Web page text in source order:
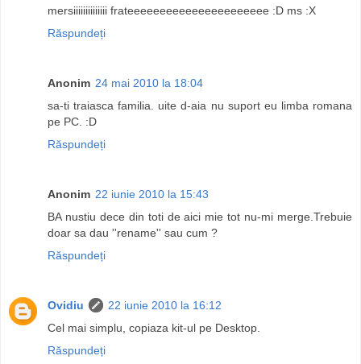
mersiiiiiiiiiiiiii frateeeeeeeeeeeeeeeeeeeeee :D ms :X
Răspundeți
Anonim 24 mai 2010 la 18:04
sa-ti traiasca familia. uite d-aia nu suport eu limba romana
pe PC. :D
Răspundeți
Anonim 22 iunie 2010 la 15:43
BA nustiu dece din toti de aici mie tot nu-mi merge.Trebuie
doar sa dau ''rename'' sau cum ?
Răspundeți
Ovidiu
22 iunie 2010 la 16:12
Cel mai simplu, copiaza kit-ul pe Desktop.
Răspundeți